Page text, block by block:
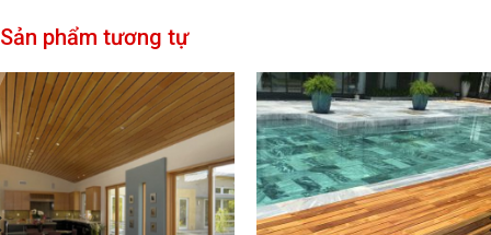
Không cong vênh, nứt nẻ.
công, chống được nấm mốc phá hoại
Màu sắc: màu vàng sẫm hoặc vàng ngả nâu khá sang trọng
phù hợp cho đồ nội thất phong cách cổ điển lẫn hiện đại.
Rất dẻo dai, có thể uốn cong dễ dàng, khả năng chịu lực tốt.
Bề mặt gỗ dễ vệ sinh
Sản phẩm tương tự